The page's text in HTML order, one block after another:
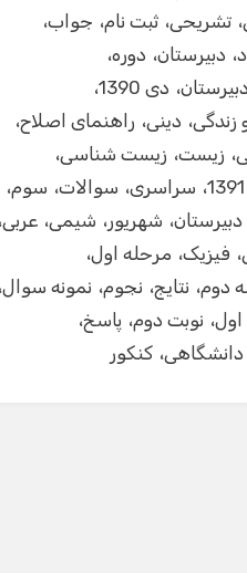
تشریحی ثبت نام جواب
دبیرستان دوره
دی 1390
زندگی دینی راهنمای اصلاح
زیست زیست شناسی
سراسری سوالات سوم
شهریور شیمی عربی
فیزیک مرحله اول
دوم نتایج نجوم نمونه سوال
اول نوبت دوم پاسخ
کنکور